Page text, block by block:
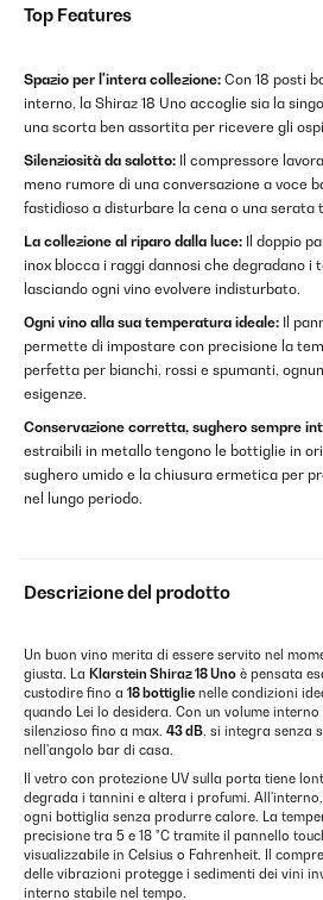
Top Features
Spazio per l'intera collezione: Con 18 posti
interno, la Shiraz 18 Uno accoglie sia la
una scorta ben assortita per ricevere gli
Silenziosità da salotto: Il compressore
meno rumore di una conversazione a voce
fastidioso a disturbare la cena o una serata
La collezione al riparo dalla luce: Il doppio
inox blocca i raggi dannosi che degradano i
lasciando ogni vino evolvere indisturbato.
Ogni vino alla sua temperatura ideale: Il
permette di impostare con precisione la
perfetta per bianchi, rossi e spumanti,
esigenze.
Conservazione corretta, sughero sempre
estraibili in metallo tengono le bottiglie in
sughero umido e la chiusura ermetica per
nel lungo periodo.
Descrizione del prodotto
Un buon vino merita di essere servito nel
giusta. La Klarstein Shiraz 18 Uno è pensata
custodire fino a 18 bottiglie nelle condizioni
quando Lei lo desidera. Con un volume interno
silenzioso fino a max. 43 dB, si integra senza
nell'angolo bar di casa.
Il vetro con protezione UV sulla porta tiene
degrada i tannini e altera i profumi.
ogni bottiglia senza produrre calore. La
precisione tra 5 e 18 °C tramite il pannello
visualizzabile in Celsius o Fahrenheit. Il
delle vibrazioni protegge i sedimenti dei vini
interno stabile nel tempo.